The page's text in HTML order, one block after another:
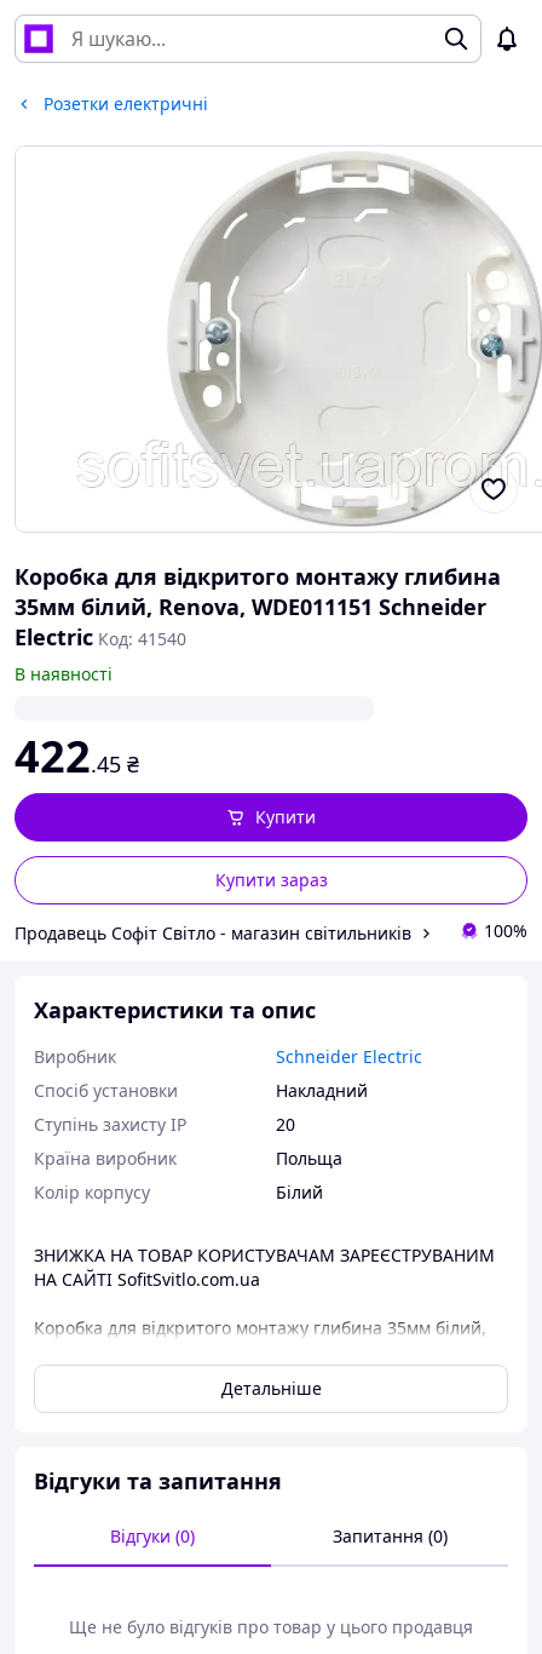
Розетки електричні
Коробка для відкритого монтажу глибина
35мм білий, Renova, WDE011151 Schneider
Electric Код: 41540
В наявності
422.45 ₴
Купити зараз
Купити
Продавець Софіт Світло - магазин світильників 100%
Характеристики та опис
Виробник
Schneider Electric
Спосіб установки
Накладний
Ступінь захисту IP
20
Країна виробник
Польща
Колір корпусу
Білий
ЗНИЖКА НА ТОВАР КОРИСТУВАЧАМ ЗАРЕЄСТРУВАНИМ
НА САЙТІ SofitSvitlo.com.ua
Коробка для відкритого монтажу глибина 35мм білий,
Основні характеристики:
Кількість в одному комплекті: Комплект із 5 шт.
кількість постів: 1-постова
Спосіб встановлення: Гвинт
Матеріал: PC/ABS
Діаметр: 83 мм
Детальніше
Відгуки та запитання
Відгуки (0) Запитання (0)
Ще не було відгуків про товар у цього продавця